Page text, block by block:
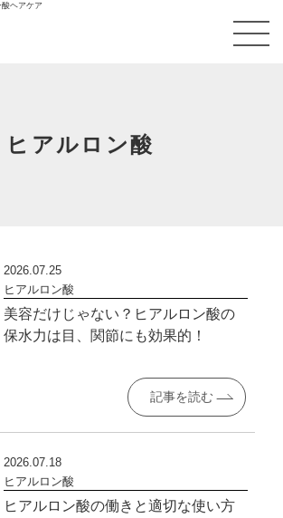
ヘアケア
ヒアルロン酸
2026.07.25
ヒアルロン酸
美容だけじゃない？ヒアルロン酸の
保水力は目、関節にも効果的！
記事を読む
2026.07.18
ヒアルロン酸
ヒアルロン酸の働きと適切な使い方